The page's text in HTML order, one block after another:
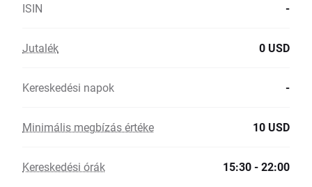
ISIN -
Jutalék 0 USD
Kereskedési napok -
Minimális megbízás értéke 10 USD
Kereskedési órák 15:30 - 22:00